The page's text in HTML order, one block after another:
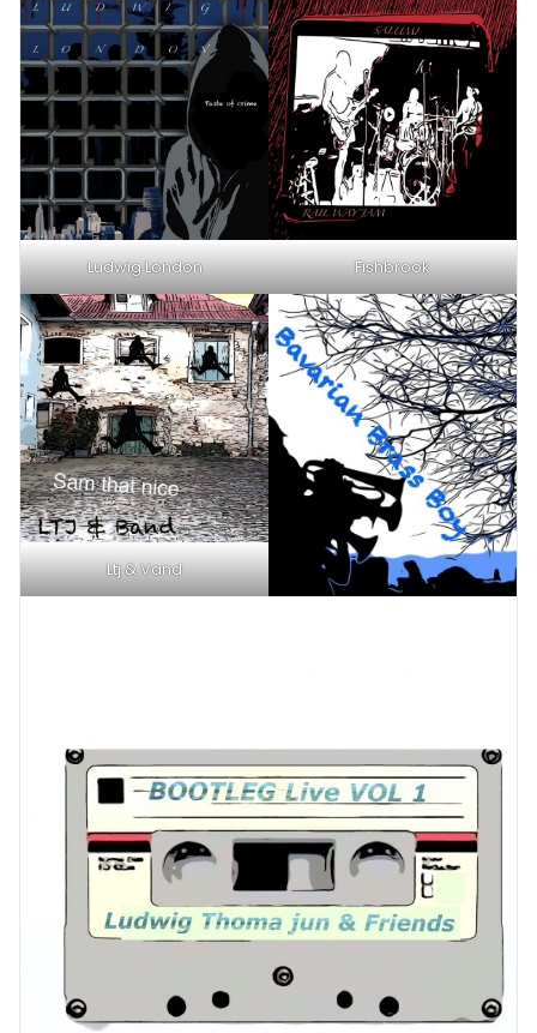
Ludwig London Fishbrook
Ltj & Vand